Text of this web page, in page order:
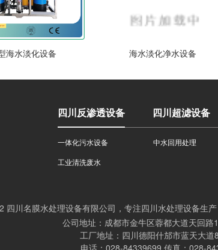
海水淡化设备 海水淡化净水设备
四川反渗透设备 四川超滤设备
一体化污水设备 中水回用处理
工业清洗废水
四川名膜水处理设备有限公司，专注四川水处理设备生产
公司地址：成都市金牛区蓉都大道天回路
工厂地址：四川德阳什邡市蓝天大道